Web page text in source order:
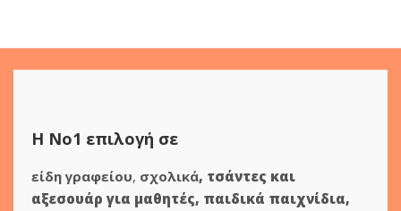
Η Νο1 επιλογή σε
είδη γραφείου, σχολικά, τσάντες και
αξεσουάρ για μαθητές, παιδικά παιχνίδια,